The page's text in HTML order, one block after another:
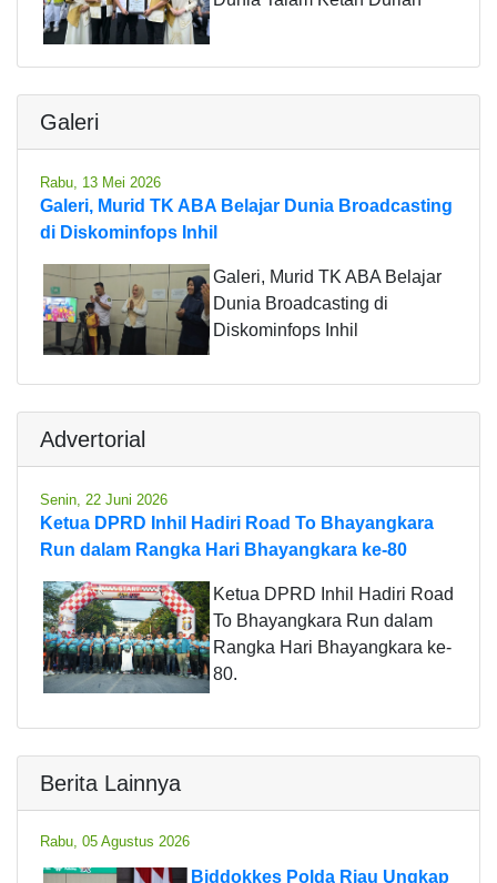
Galeri
Rabu, 13 Mei 2026
Galeri, Murid TK ABA Belajar Dunia Broadcasting
di Diskominfops Inhil
Galeri, Murid TK ABA Belajar
Dunia Broadcasting di
Diskominfops Inhil
Advertorial
Senin, 22 Juni 2026
Ketua DPRD Inhil Hadiri Road To Bhayangkara
Run dalam Rangka Hari Bhayangkara ke-80
Ketua DPRD Inhil Hadiri Road
To Bhayangkara Run dalam
Rangka Hari Bhayangkara ke-
80.
Berita Lainnya
Rabu, 05 Agustus 2026
Biddokkes Polda Riau Ungkap